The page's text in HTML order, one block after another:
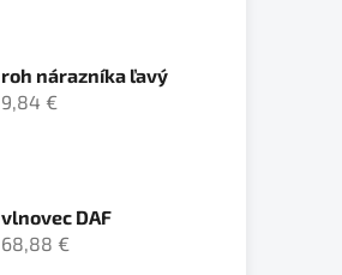
roh nárazníka ľavý
9,84 €
vlnovec DAF
68,88 €